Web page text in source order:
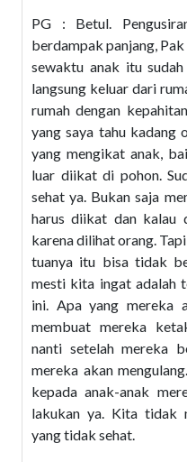
PG : Betul.
berdampak panjang,
sewaktu anak itu
langsung keluar dari
rumah dengan
yang saya tahu kadang
yang mengikat anak,
luar diikat di pohon.
sehat ya. Bukan saja
harus diikat dan kalau
karena dilihat orang.
tuanya itu bisa tidak
mesti kita ingat adalah
ini. Apa yang mereka
membuat mereka
nanti setelah mereka
mereka akan
kepada anak-anak
lakukan ya. Kita tidak
yang tidak sehat.